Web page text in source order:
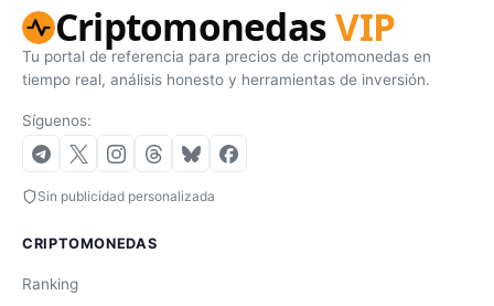
CriptomonedasVIP
Tu portal de referencia para precios de criptomonedas en
tiempo real, análisis honesto y herramientas de inversión.
Síguenos:
Sin publicidad personalizada
CRIPTOMONEDAS
Ranking